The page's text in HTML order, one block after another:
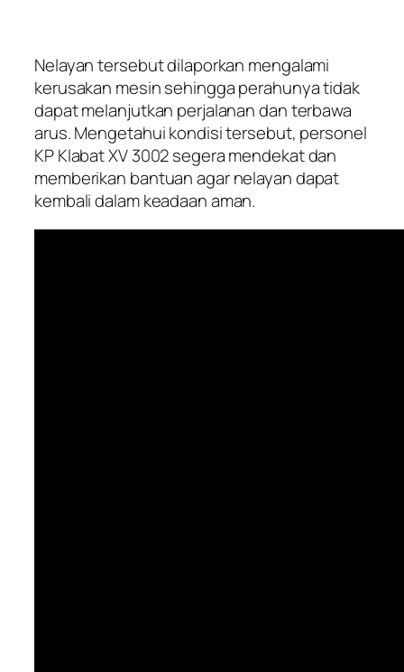
Nelayan tersebut dilaporkan mengalami
kerusakan mesin sehingga perahunya tidak
dapat melanjutkan perjalanan dan terbawa
arus. Mengetahui kondisi tersebut, personel
KP Klabat XV 3002 segera mendekat dan
memberikan bantuan agar nelayan dapat
kembali dalam keadaan aman.